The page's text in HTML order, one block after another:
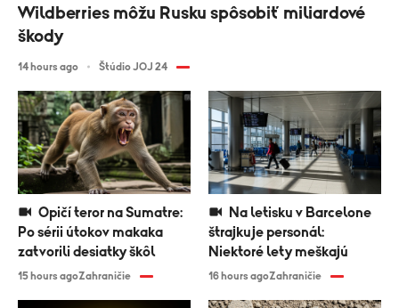
Wildberries môžu Rusku spôsobiť miliardové
škody
14 hours ago Štúdio JOJ 24
Po sérii útokov makaka
zatvorili desiatky škôl
15 hours agoZahraničie
štrajkuje personál:
Niektoré lety meškajú
16 hours agoZahraničie